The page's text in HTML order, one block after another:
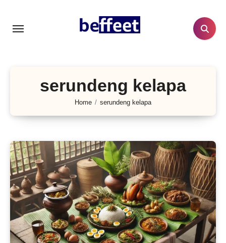
konten
serundeng kelapa
Home serundeng kelapa